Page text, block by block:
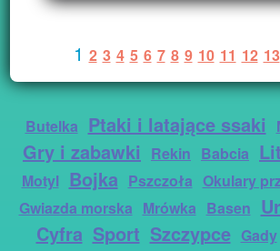
1 2 3 4 5 6 7 8 9 10 11 12 13
Butelka Ptaki i latające ssaki
Gry i zabawki Rekin Babcia
Motyl Bojka Pszczoła Okulary
Gwiazda morska Mrówka Basen
Cyfra Sport Szczypce Gady